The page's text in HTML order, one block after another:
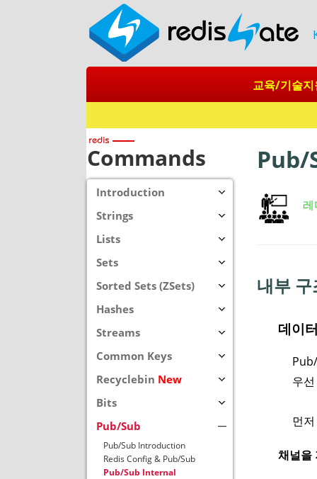
교육/기술지
Commands
Introduction
Strings
Lists
Sets
Sorted Sets (ZSets)
Hashes
Streams
Common Keys
Recyclebin New
Bits
Pub/Sub
Pub/Sub Introduction
Redis Config & Pub/Sub
Pub/Sub Internal
내부
데이
우
먼
채널을